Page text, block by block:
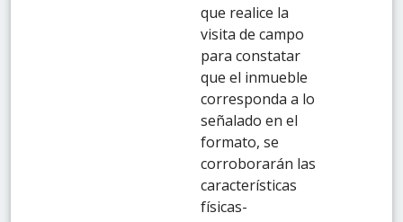
que realice la
visita de campo
para constatar
que el inmueble
corresponda a lo
señalado en el
formato, se
corroborarán las
características
físicas-